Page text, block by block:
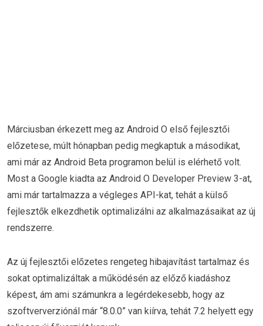
Márciusban érkezett meg az Android O első fejlesztői
előzetese, múlt hónapban pedig megkaptuk a másodikat,
ami már az Android Beta programon belül is elérhető volt.
Most a Google kiadta az Android O Developer Preview 3-at,
ami már tartalmazza a végleges API-kat, tehát a külső
fejlesztők elkezdhetik optimalizálni az alkalmazásaikat az új
rendszerre.
Az új fejlesztői előzetes rengeteg hibajavítást tartalmaz és
sokat optimalizáltak a működésén az előző kiadáshoz
képest, ám ami számunkra a legérdekesebb, hogy az
szoftververziónál már “8.0.0” van kiírva, tehát 7.2 helyett egy